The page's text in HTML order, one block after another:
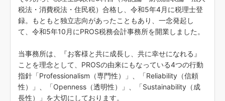
税法・消費税法・住民税）合格し、令和5年4月に税理士登
録。もともと独立志向があったこともあり、一念発起し
て、令和5年10月にPROS税務会計事務所を開業しました。
当事務所は、『お客様と共に成長し、共に幸せになれる』
ことを理念として、PROSの由来にもなっている4つの行動
指針「Professionalism（専門性）」、「Reliability（信頼
性）」、「Openness（透明性）」、「Sustainability（成
長性）」を大切にしております。